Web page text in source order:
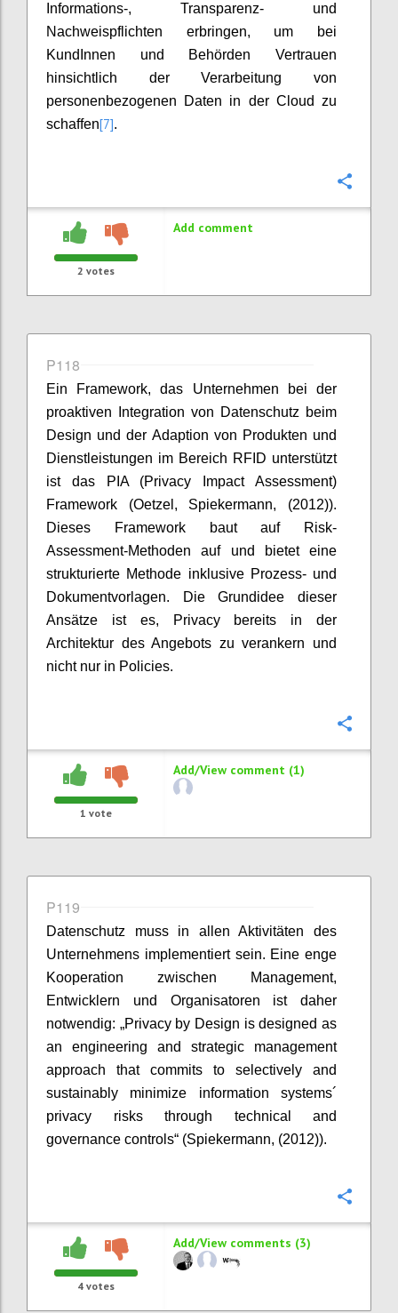
Informations-, Transparenz- und
Nachweispflichten erbringen, um bei
KundInnen und Behörden Vertrauen
hinsichtlich der Verarbeitung von
personenbezogenen Daten in der Cloud zu
schaffen[7].
2 votes
Add comment
P118
Ein Framework, das Unternehmen bei der
proaktiven Integration von Datenschutz beim
Design und der Adaption von Produkten und
Dienstleistungen im Bereich RFID unterstützt
ist das PIA (Privacy Impact Assessment)
Framework (Oetzel, Spiekermann, (2012)).
Dieses Framework baut auf Risk-
Assessment-Methoden auf und bietet eine
strukturierte Methode inklusive Prozess- und
Dokumentvorlagen. Die Grundidee dieser
Ansätze ist es, Privacy bereits in der
Architektur des Angebots zu verankern und
nicht nur in Policies.
1 vote
Add/View comment (1)
P119
Datenschutz muss in allen Aktivitäten des
Unternehmens implementiert sein. Eine enge
Kooperation zwischen Management,
Entwicklern und Organisatoren ist daher
notwendig: „Privacy by Design is designed as
an engineering and strategic management
approach that commits to selectively and
sustainably minimize information systems´
privacy risks through technical and
governance controls“ (Spiekermann, (2012)).
4 votes
Add/View comments (3)